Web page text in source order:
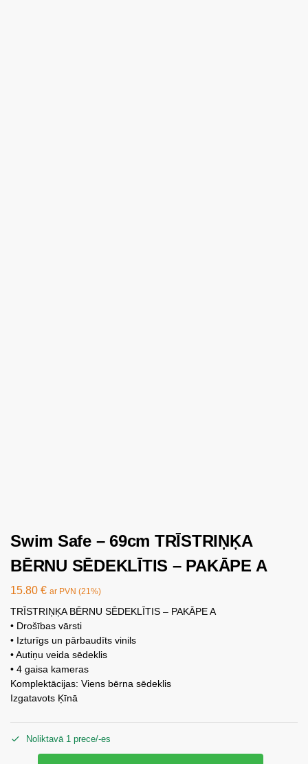
Swim Safe – 69cm TRĪSTRIŅĶA
BĒRNU SĒDEKLĪTIS – PAKĀPE A
15.80 € ar PVN (21%)
TRĪSTRIŅĶA BĒRNU SĒDEKLĪTIS – PAKĀPE A
• Drošības vārsti
• Izturīgs un pārbaudīts vinils
• Autiņu veida sēdeklis
• 4 gaisa kameras
Komplektācijas: Viens bērna sēdeklis
Izgatavots Ķīnā
Noliktavā 1 prece/-es